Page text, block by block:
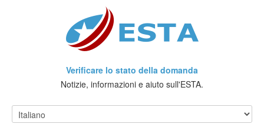
Verificare lo stato della domanda
Notizie, informazioni e aiuto sull'ESTA.